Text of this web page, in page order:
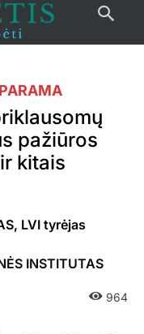
pažiūros
kitais
LVI tyrėjas
INSTITUTAS
964